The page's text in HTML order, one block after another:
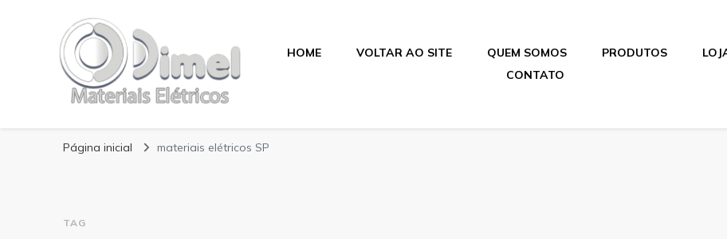
Blog Dimel
HOME VOLTAR AO SITE QUEM SOMOS PRODUTOS
CONTATO
Página inicial materiais elétricos SP
TAG